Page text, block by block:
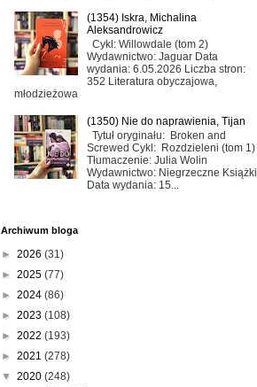
(1354) Iskra, Michalina
Aleksandrowicz
Cykl: Willowdale (tom 2)
Wydawnictwo: Jaguar Data
wydania: 6.05.2026 Liczba stron:
352 Literatura obyczajowa,
młodzieżowa
(1350) Nie do naprawienia, Tijan
Tytuł oryginału: Broken and
Screwed Cykl: Rozdzieleni (tom 1)
Tłumaczenie: Julia Wolin
Wydawnictwo: Niegrzeczne Książki
Data wydania: 15...
Archiwum bloga
► 2026 (31)
► 2025 (77)
► 2024 (86)
► 2023 (108)
► 2022 (193)
► 2021 (278)
▼ 2020 (248)